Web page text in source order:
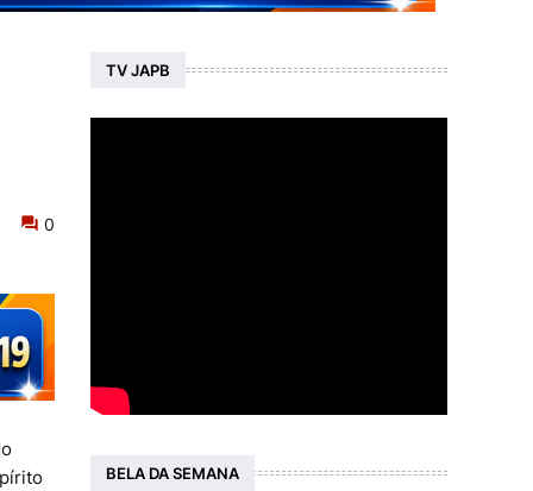
0
TV JAPB
BELA DA SEMANA